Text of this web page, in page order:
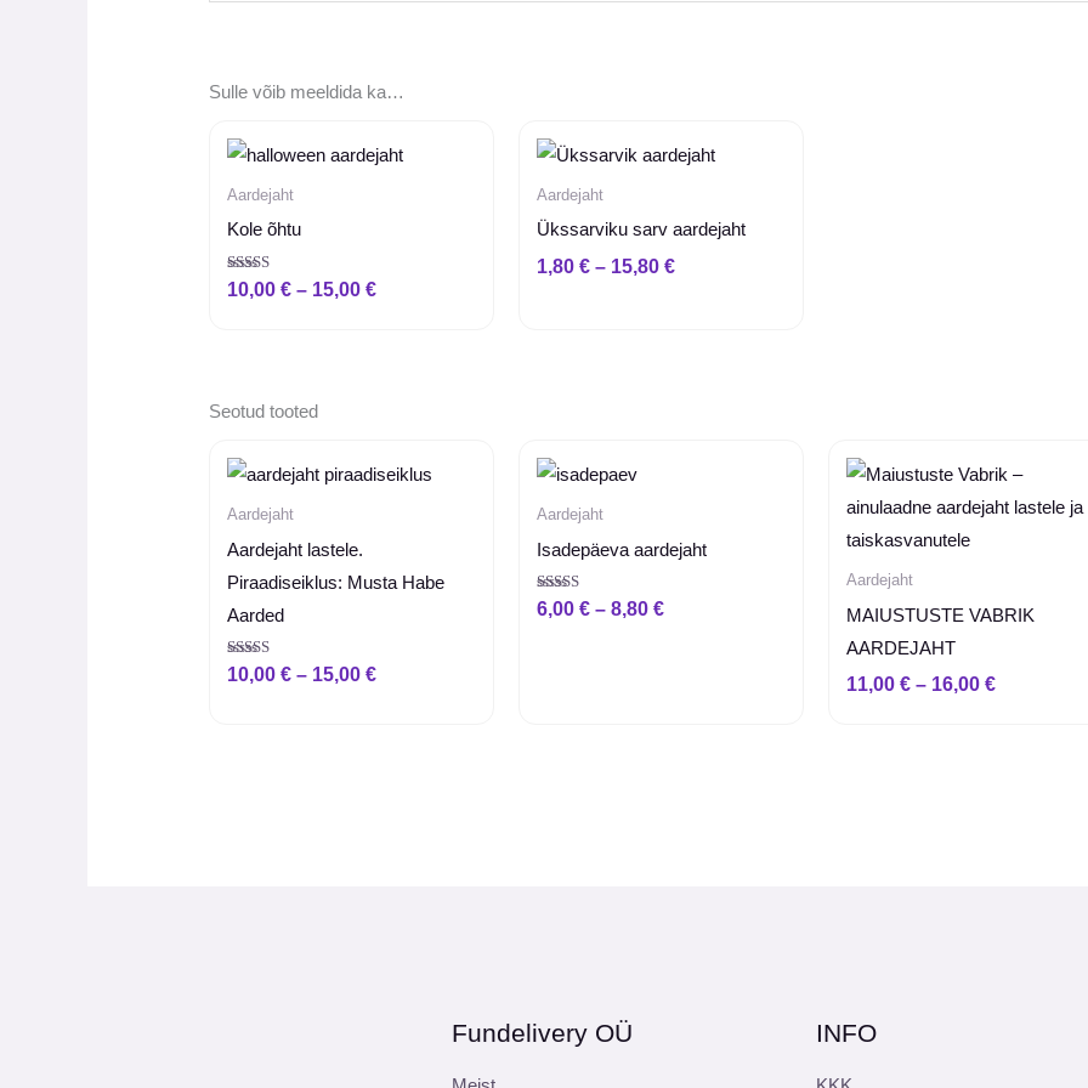
Sulle võib meeldida ka…
Aardejaht
Kole õhtu
Hinnanguga
5.00
10,00€ – 15,00€
10,00 €
Aardejaht
Ükssarviku sarv aardejaht
1,80€ – 15,80€
1,80 €
Seotud tooted
Aardejaht
Aardejaht lastele.
Piraadiseiklus: Musta Habe
Aarded
Hinnanguga
5.00
10,00€ – 15,00€
10,00 €
Aardejaht
Isadepäeva aardejaht
Hinnanguga
5.00
6,00€ – 8,80€
Aardejaht
MAIUSTUSTE VABRIK
AARDEJAHT
11,00 € – 16,00 €
11,00 €
kuni
Fundelivery OÜ INFO